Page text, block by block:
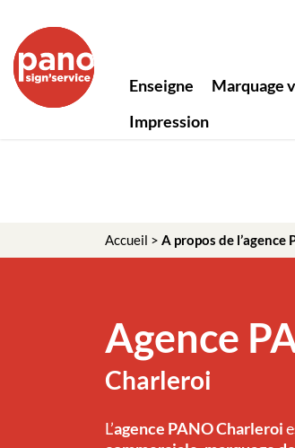
Enseigne Marquage
Impression
Accueil > A propos de l’agence
Agence
Charleroi
L’agence PANO Charleroi